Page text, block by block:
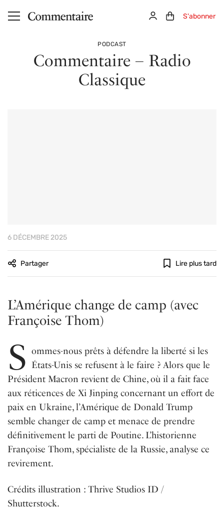
Aller au contenu principal ConnexionPanier (0)
S'abonner
PODCAST
Commentaire – Radio
Classique
6 DÉCEMBRE 2025
Partager Lire plus tard
L’Amérique change de camp (avec
Françoise Thom)
S ommes-nous prêts à défendre la liberté si les
États-Unis se refusent à le faire ? Alors que le
Président Macron revient de Chine, où il a fait face
aux réticences de Xi Jinping concernant un effort de
paix en Ukraine, l’Amérique de Donald Trump
semble changer de camp et menace de prendre
définitivement le parti de Poutine. L’historienne
Françoise Thom, spécialiste de la Russie, analyse ce
revirement.
Crédits illustration : Thrive Studios ID /
Shutterstock.